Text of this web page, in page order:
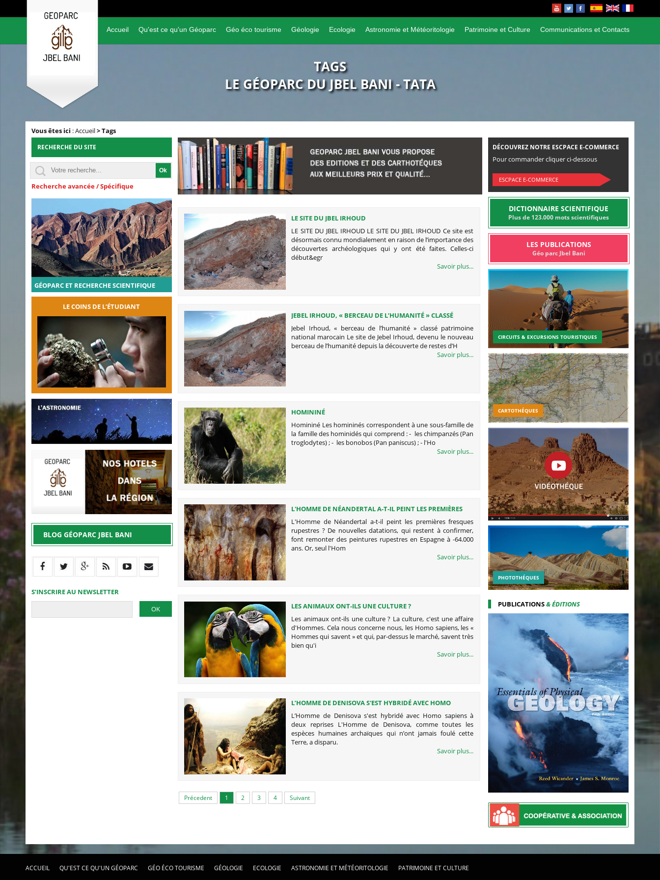
Accueil Qu'est ce qu'un Géoparc Géo éco tourisme Géologie Ecologie Astronomie et Météoritologie Patrimoine et Culture Communications et Contacts
TAGS
LE GÉOPARC DU JBEL BANI - TATA
Vous êtes ici :Accueil>Tags
LE SITE DU JBEL IRHOUD
LE SITE DU JBEL IRHOUD LE SITE DU JBEL IRHOUD Ce site est
désormais connu mondialement en raison de l’importance des
découvertes archéologiques qui y ont été faites. Celles-ci
début&egr
Savoir plus...
JEBEL IRHOUD, « BERCEAU DE L’HUMANITÉ » CLASSÉ
PATRIMOINE NATIONAL MAROCAIN
Jebel Irhoud, « berceau de l’humanité » classé patrimoine
national marocain Le site de Jebel Irhoud, devenu le nouveau
berceau de l’humanité depuis la découverte de restes d’H
Savoir plus...
HOMININÉ
Homininé Les homininés correspondent à une sous-famille de
la famille des hominidés qui comprend : - les chimpanzés (Pan
troglodytes) ; - les bonobos (Pan paniscus) ; - l'Ho
Savoir plus...
L'HOMME DE NÉANDERTAL A-T-IL PEINT LES PREMIÈRES
FRESQUES RUPESTRES ?
L'Homme de Néandertal a-t-il peint les premières fresques
rupestres ? De nouvelles datations, qui restent à confirmer,
font remonter des peintures rupestres en Espagne à -64.000
ans. Or, seul l'Hom
Savoir plus...
LES ANIMAUX ONT-ILS UNE CULTURE ?
Les animaux ont-ils une culture ? La culture, c'est une affaire
d'Hommes. Cela nous concerne nous, les Homo sapiens, les «
Hommes qui savent » et qui, par-dessus le marché, savent très
bien qu'i
Savoir plus...
L’HOMME DE DENISOVA S'EST HYBRIDÉ AVEC HOMO
SAPIENS À DEUX REPRISES
L’Homme de Denisova s'est hybridé avec Homo sapiens à
deux reprises L'Homme de Denisova, comme toutes les
espèces humaines archaïques qui n’ont jamais foulé cette
Terre, a disparu.
Savoir plus...
Précedent 1 2 3 4 Suivant
RECHERCHE DU SITE
Recherche avancée / Spécifique
GÉOPARC ET RECHERCHE SCIENTIFIQUE
LE COINS DE L’ÉTUDIANT
BLOG GÉOPARC JBEL BANI
S’INSCRIRE AU NEWSLETTER
DÉCOUVREZ NOTRE ESCPACE E-COMMERCE
Pour commander cliquer ci-dessous
ESCPACE E-COMMERCE
DICTIONNAIRE SCIENTIFIQUE
Plus de 123.000 mots scientifiques
LES PUBLICATIONS
Géo parc Jbel Bani
CIRCUITS & EXCURSIONS TOURISTIQUES
CARTOTHÉQUES
PHOTOTHÉQUES
PUBLICATIONS& ÉDITIONS
ACCUEIL QU'EST CE QU'UN GÉOPARC GÉO ÉCO TOURISME GÉOLOGIE ECOLOGIE ASTRONOMIE ET MÉTÉORITOLOGIE PATRIMOINE ET CULTURE